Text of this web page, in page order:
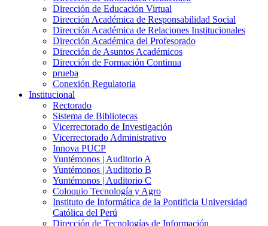
Dirección de Educación Virtual
Dirección Académica de Responsabilidad Social
Dirección Académica de Relaciones Institucionales
Dirección Académica del Profesorado
Dirección de Asuntos Académicos
Dirección de Formación Continua
prueba
Conexión Regulatoria
Institucional
Rectorado
Sistema de Bibliotecas
Vicerrectorado de Investigación
Vicerrectorado Administrativo
Innova PUCP
Yuntémonos | Auditorio A
Yuntémonos | Auditorio B
Yuntémonos | Auditorio C
Coloquio Tecnología y Agro
Instituto de Informática de la Pontificia Universidad
Católica del Perú
Dirección de Tecnologías de Información